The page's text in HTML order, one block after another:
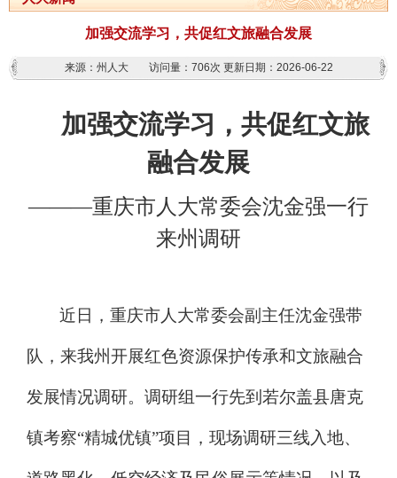
加强交流学习，共促红文旅融合发展
来源：州人大 访问量： 706次 更新日期：2026-06-22
加强交流学习，共促红文旅
融合发展
———重庆市人大常委会沈金强一行
来州调研
近日，重庆市人大常委会副主任沈金强带
队，来我州开展红色资源保护传承和文旅融合
发展情况调研。调研组一行先到若尔盖县唐克
镇考察“精城优镇”项目，现场调研三线入地、